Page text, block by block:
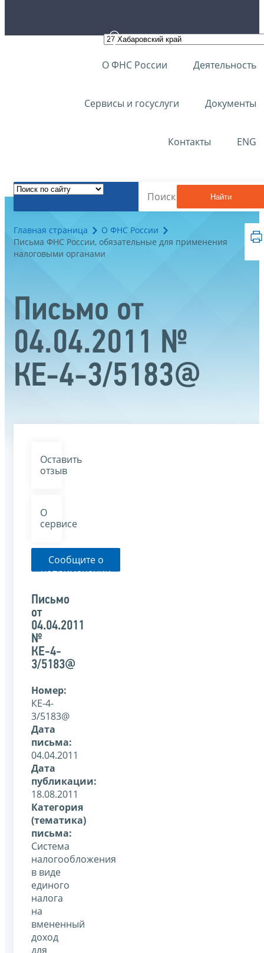
О ФНС России Деятельность
Сервисы и госуслуги Документы
Контакты ENG
Найти
Главная страница
О ФНС России
Письма ФНС России, обязательные для применения
налоговыми органами
Письмо от
04.04.2011 №
КЕ-4-3/5183@
Оставить
отзыв
О
сервисе
Сообщите о
неприменении
органом
письма
Письмо
от
04.04.2011
№
КЕ-4-
3/5183@
Номер:
КЕ-4-
3/5183@
Дата
письма:
04.04.2011
Дата
публикации:
18.08.2011
Категория
(тематика)
письма:
Система
налогообложения
в виде
единого
налога
на
вмененный
доход
для